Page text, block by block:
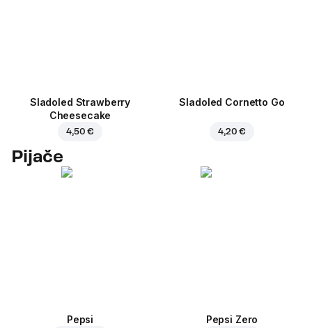
Sladoled Strawberry
Cheesecake
4,50 €
Sladoled Cornetto Go
4,20 €
Pijače
Pepsi Pepsi Zero